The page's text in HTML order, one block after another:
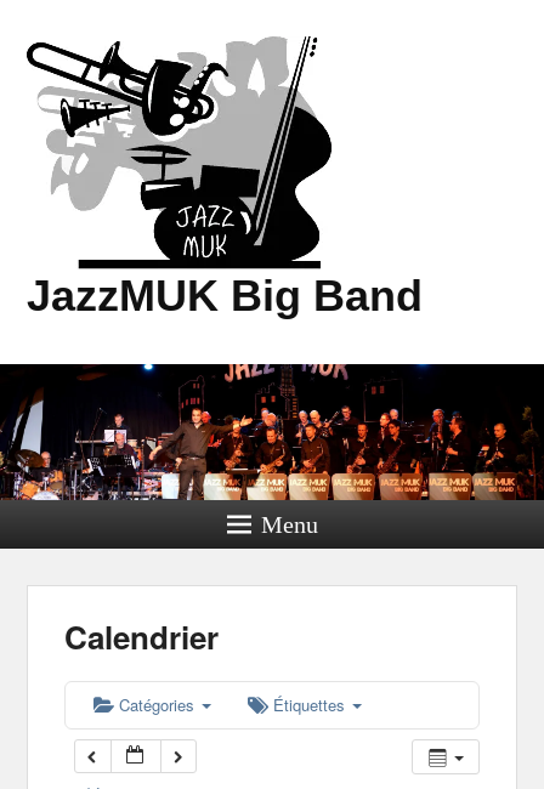
JazzMUK Big Band
Menu
Calendrier
Catégories Étiquettes